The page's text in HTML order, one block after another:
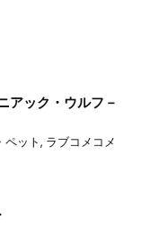
アック・ウルフ－
ペット, ラブコメコメ